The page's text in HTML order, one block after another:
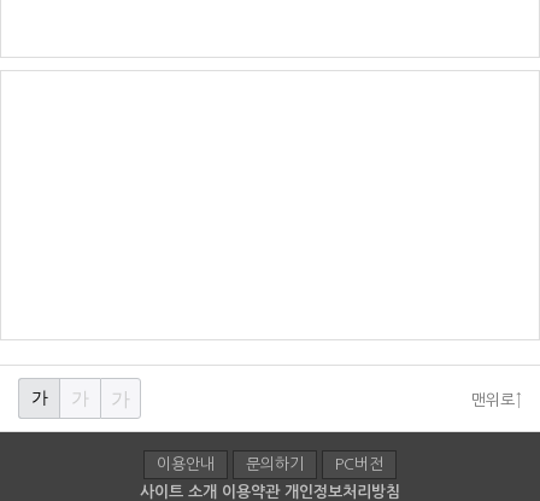
맨위로↑
가 가 가
이용안내 문의하기
PC버전
사이트 소개 이용약관 개인정보처리방침